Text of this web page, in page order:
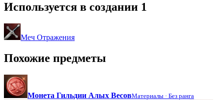
Используется в создании 1
Меч Отражения
Похожие предметы
Монета Гильдии Алых ВесовМатериалы · Без ранга